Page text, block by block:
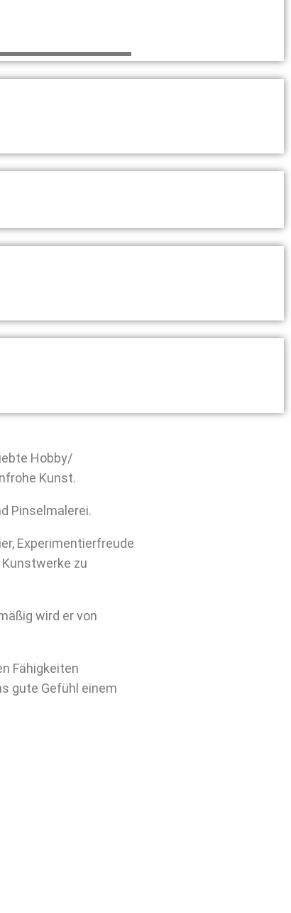
Hobby/
Kunst.
Pinselmalerei.
Experimentierfreude
zu
wird er von
Fähigkeiten
gute Gefühl einem